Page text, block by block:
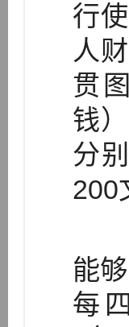
行
人
贯
钱
分
200
洪
能
每